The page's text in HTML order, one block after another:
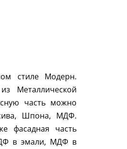
стиле Модерн.
Металлической
часть можно
Шпона, МДФ.
фасадная часть
в эмали, МДФ в